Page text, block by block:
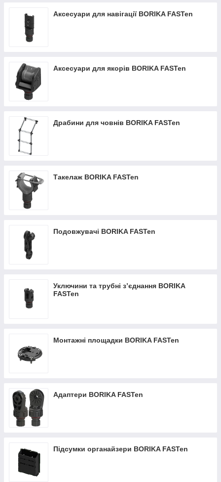
Аксесуари для навігації BORIKA FASTen
Аксесуари для якорів BORIKA FASTen
Драбини для човнів BORIKA FASTen
Такелаж BORIKA FASTen
Подовжувачі BORIKA FASTen
Уключини та трубні з’єднання BORIKA
FASTen
Монтажні площадки BORIKA FASTen
Адаптери BORIKA FASTen
Підсумки органайзери BORIKA FASTen